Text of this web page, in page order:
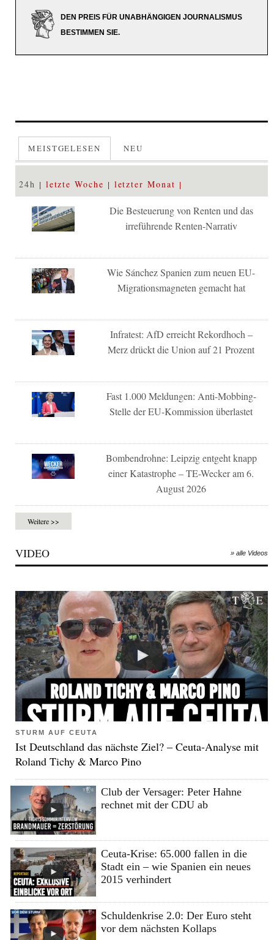
DEN PREIS FÜR UNABHÄNGIGEN JOURNALISMUS
BESTIMMEN SIE.
MEISTGELESEN NEU
24h letzte Woche letzter Monat
Die Besteuerung von Renten und das
irreführende Renten-Narrativ
Wie Sánchez Spanien zum neuen EU-
Migrationsmagneten gemacht hat
Infratest: AfD erreicht Rekordhoch –
Merz drückt die Union auf 21 Prozent
Fast 1.000 Meldungen: Anti-Mobbing-
Stelle der EU-Kommission überlastet
Bombendrohne: Leipzig entgeht knapp
einer Katastrophe – TE-Wecker am 6.
August 2026
Weitere >>
VIDEO » alle Videos
STURM AUF CEUTA
Ist Deutschland das nächste Ziel? – Ceuta-Analyse mit
Roland Tichy & Marco Pino
Club der Versager: Peter Hahne
rechnet mit der CDU ab
Ceuta-Krise: 65.000 fallen in die
Stadt ein – wie Spanien ein neues
2015 verhindert
Schuldenkrise 2.0: Der Euro steht
vor dem nächsten Kollaps